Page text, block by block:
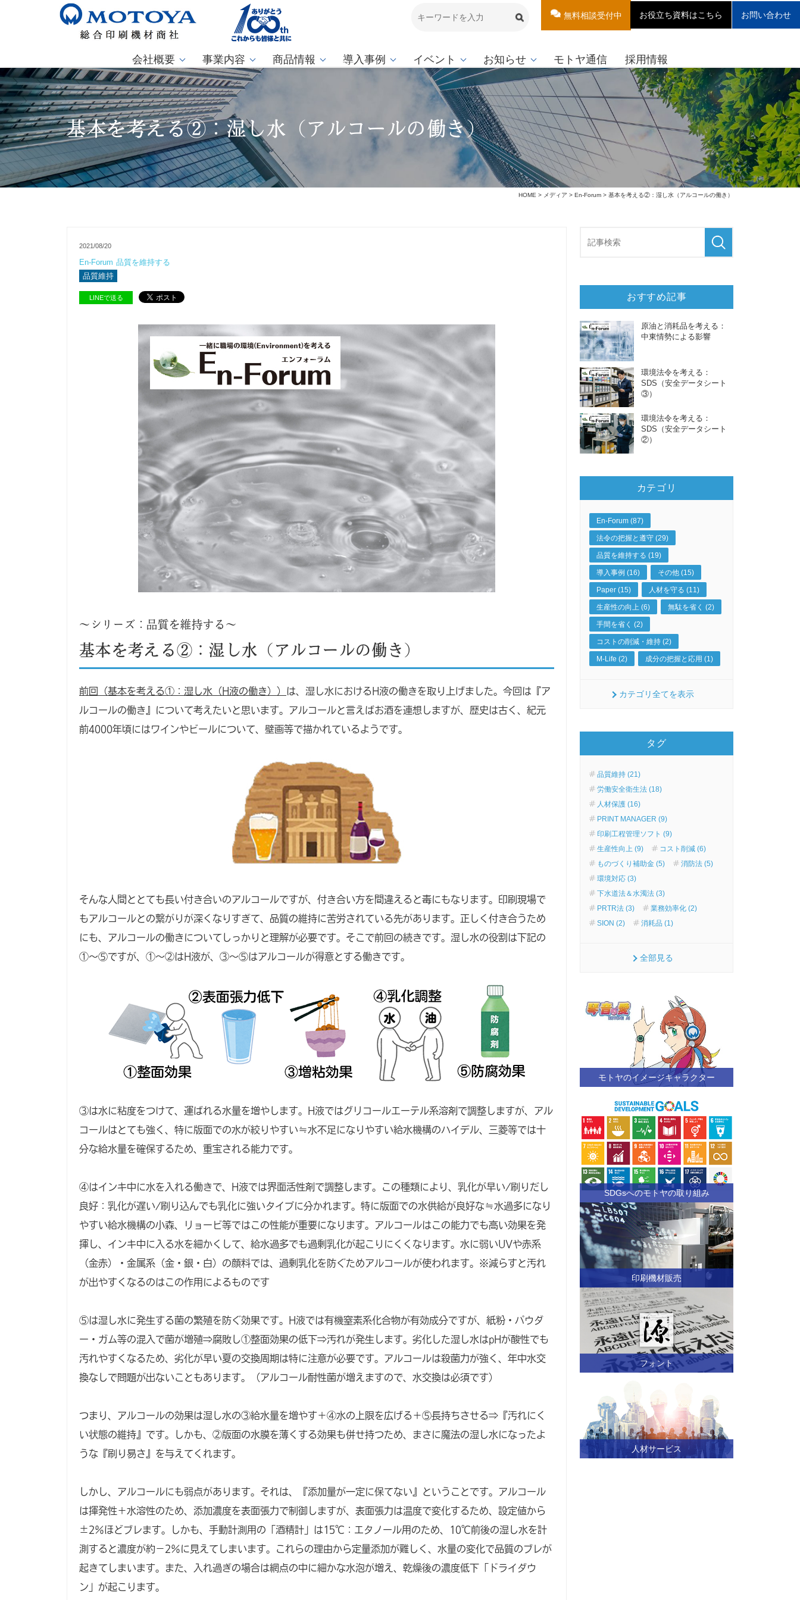
無料相談受付中 お役立ち資料はこちら お問い合わせ
会社概要 事業内容 商品情報 導入事例 イベント お知らせ モトヤ通信 採用情報
基本を考える②：湿し水（アルコールの働き）
HOME > メディア > En-Forum > 基本を考える②：湿し水（アルコールの働き）
2021/08/20
En-Forum 品質を維持する
品質維持
LINEで送る
～シリーズ：品質を維持する～
基本を考える②：湿し水（アルコールの働き）
前回（基本を考える①：湿し水（H液の働き）） は、湿し水におけるH液の働きを取り上げました。今回は『ア
ルコールの働き』について考えたいと思います。アルコールと言えばお酒を連想しますが、歴史は古く、紀元
前4000年頃にはワインやビールについて、壁画等で描かれているようです。
そんな人間ととても長い付き合いのアルコールですが、付き合い方を間違えると毒にもなります。印刷現場で
もアルコールとの繋がりが深くなりすぎて、品質の維持に苦労されている先があります。正しく付き合うため
にも、アルコールの働きについてしっかりと理解が必要です。そこで前回の続きです。湿し水の役割は下記の
①～⑤ですが、①～②はH液が、③～⑤はアルコールが得意とする働きです。
③は水に粘度をつけて、運ばれる水量を増やします。H液ではグリコールエーテル系溶剤で調整しますが、アル
コールはとても強く、特に版面での水が絞りやすい≒水不足になりやすい給水機構のハイデル、三菱等では十
分な給水量を確保するため、重宝される能力です。
④はインキ中に水を入れる働きで、H液では界面活性剤で調整します。この種類により、乳化が早い/刷りだし
良好：乳化が遅い/刷り込んでも乳化に強いタイプに分かれます。特に版面での水供給が良好な≒水過多になり
やすい給水機構の小森、リョービ等ではこの性能が重要になります。アルコールはこの能力でも高い効果を発
揮し、インキ中に入る水を細かくして、給水過多でも過剰乳化が起こりにくくなります。水に弱いUVや赤系
（金赤）・金属系（金・銀・白）の顔料では、過剰乳化を防ぐためアルコールが使われます。※減らすと汚れ
が出やすくなるのはこの作用によるものです
⑤は湿し水に発生する菌の繁殖を防ぐ効果です。H液では有機窒素系化合物が有効成分ですが、紙粉・パウダ
ー・ガム等の混入で菌が増殖⇒腐敗し①整面効果の低下⇒汚れが発生します。劣化した湿し水はpHが酸性でも
汚れやすくなるため、劣化が早い夏の交換周期は特に注意が必要です。アルコールは殺菌力が強く、年中水交
換なしで問題が出ないこともあります。（アルコール耐性菌が増えますので、水交換は必須です）
つまり、アルコールの効果は湿し水の③給水量を増やす＋④水の上限を広げる＋⑤長持ちさせる⇒『汚れにく
い状態の維持』です。しかも、②版面の水膜を薄くする効果も併せ持つため、まさに魔法の湿し水になったよ
うな『刷り易さ』を与えてくれます。
しかし、アルコールにも弱点があります。それは、『添加量が一定に保てない』ということです。アルコール
は揮発性＋水溶性のため、添加濃度を表面張力で制御しますが、表面張力は温度で変化するため、設定値から
±2％ほどブレます。しかも、手動計測用の「酒精計」は15℃：エタノール用のため、10℃前後の湿し水を計
測すると濃度が約－2％に見えてしまいます。これらの理由から定量添加が難しく、水量の変化で品質のブレが
起きてしまいます。また、入れ過ぎの場合は網点の中に細かな水泡が増え、乾燥後の濃度低下「ドライダウ
ン」が起こります。
おすすめ記事
原油と消耗品を考える：
中東情勢による影響
環境法令を考える：
SDS（安全データシート
③）
環境法令を考える：
SDS（安全データシート
②）
カテゴリ
En-Forum (87)
法令の把握と遵守 (29)
品質を維持する (19)
導入事例 (16) その他 (15)
Paper (15) 人材を守る (11)
生産性の向上 (6) 無駄を省く (2)
手間を省く (2)
コストの削減・維持 (2)
M-Life (2) 成分の把握と応用 (1)
カテゴリ全てを表示
タグ
品質維持 (21)
労働安全衛生法 (18)
人材保護 (16)
PRINT MANAGER (9)
印刷工程管理ソフト (9)
生産性向上 (9)
コスト削減 (6)
ものづくり補助金 (5)
消防法 (5)
環境対応 (3)
下水道法＆水濁法 (3)
PRTR法 (3)
業務効率化 (2)
SION (2)
消耗品 (1)
全部見る
モトヤのイメージキャラクター
SDGsへのモトヤの取り組み
印刷機材販売
フォント
人材サービス